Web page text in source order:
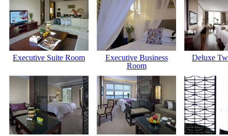
Executive Suite Room
Executive Business
Room
Deluxe